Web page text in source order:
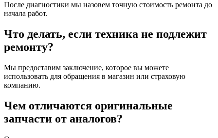
После диагностики мы назовем точную стоимость ремонта до
начала работ.
Что делать, если техника не подлежит
ремонту?
Мы предоставим заключение, которое вы можете
использовать для обращения в магазин или страховую
компанию.
Чем отличаются оригинальные
запчасти от аналогов?